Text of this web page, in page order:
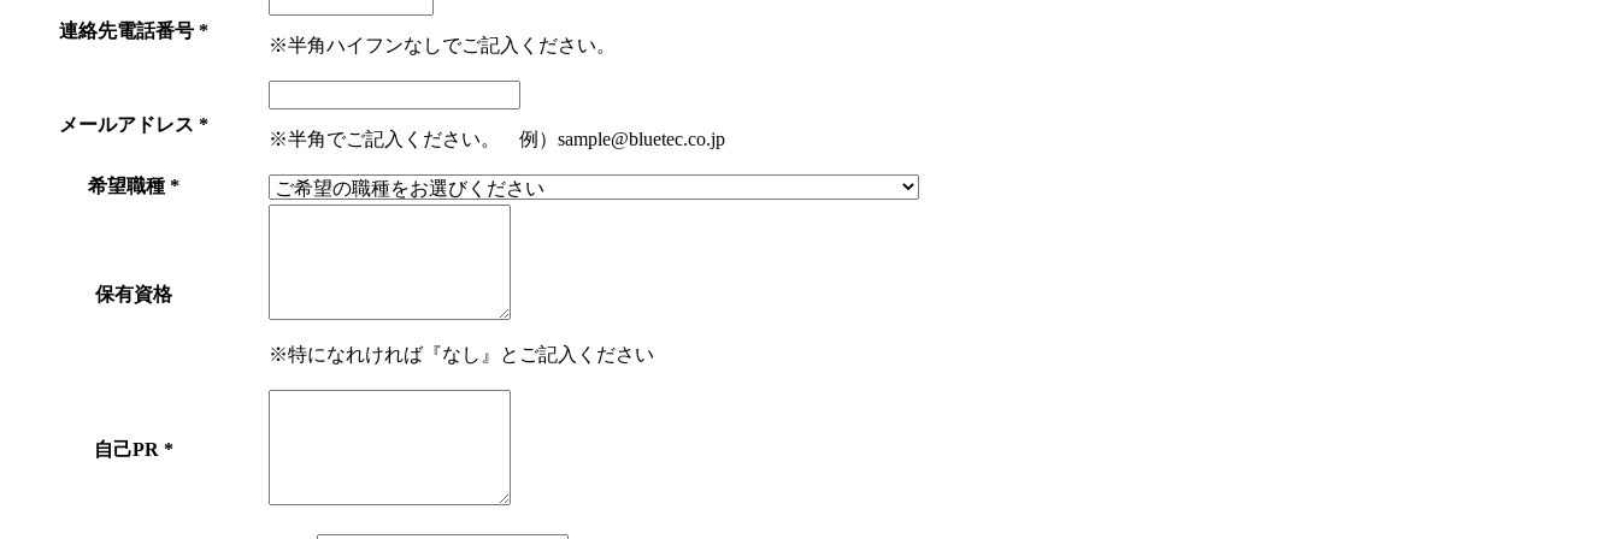
連絡先電話番号 *
※半角ハイフンなしでご記入ください。
メールアドレス *
※半角でご記入ください。 例）sample@bluetec.co.jp
希望職種 *
保有資格
※特になれければ『なし』とご記入ください
自己PR *